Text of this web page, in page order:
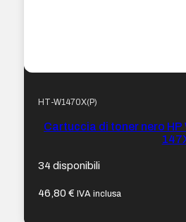
HT-W1470X(P)
Cartuccia di toner nero
34 disponibili
46,80€ IVA inclusa